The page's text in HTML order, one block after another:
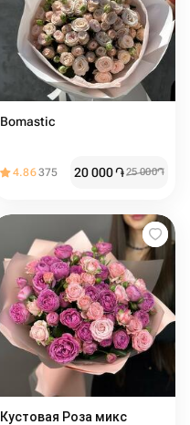
Bomastic
4.86375 20 000֏25 000֏
Кустовая Роза микс